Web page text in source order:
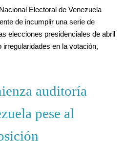
Electoral de Venezuela
de incumplir una serie de
elecciones presidenciales de abril
en la votación,
auditoría
pese al